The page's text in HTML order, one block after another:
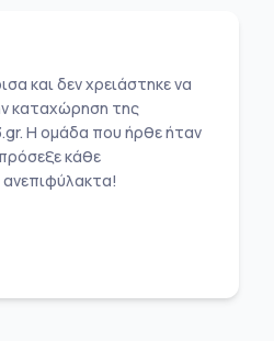
και δεν χρειάστηκε να
καταχώρηση της
Η ομάδα που ήρθε ήταν
κάθε